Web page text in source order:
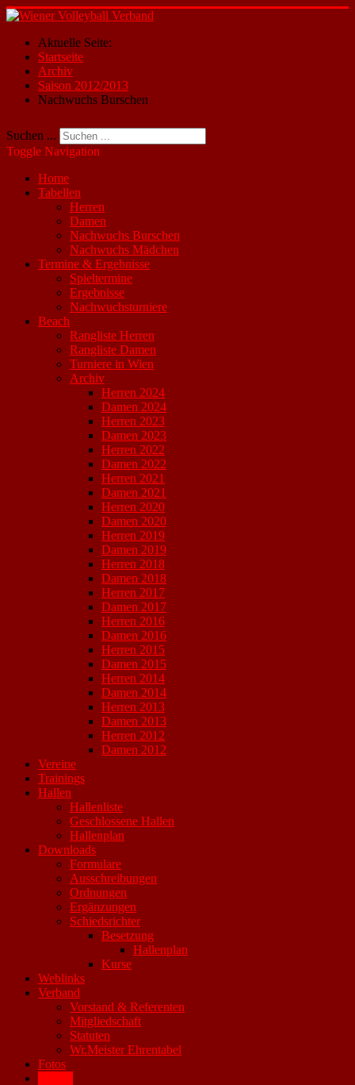
Aktuelle Seite:
Startseite
Archiv
Saison 2012/2013
Nachwuchs Burschen
Suchen ...
Toggle Navigation
Home
Tabellen
Herren
Damen
Nachwuchs Burschen
Nachwuchs Mädchen
Termine & Ergebnisse
Spieltermine
Ergebnisse
Nachwuchsturniere
Beach
Rangliste Herren
Rangliste Damen
Turniere in Wien
Archiv
Herren 2024
Damen 2024
Herren 2023
Damen 2023
Herren 2022
Damen 2022
Herren 2021
Damen 2021
Herren 2020
Damen 2020
Herren 2019
Damen 2019
Herren 2018
Damen 2018
Herren 2017
Damen 2017
Herren 2016
Damen 2016
Herren 2015
Damen 2015
Herren 2014
Damen 2014
Herren 2013
Damen 2013
Herren 2012
Damen 2012
Vereine
Trainings
Hallen
Hallenliste
Geschlossene Hallen
Hallenplan
Downloads
Formulare
Ausschreibungen
Ordnungen
Ergänzungen
Schiedsrichter
Besetzung
Hallenplan
Kurse
Weblinks
Verband
Vorstand & Referenten
Mitgliedschaft
Statuten
Wr.Meister Ehrentabel
Fotos